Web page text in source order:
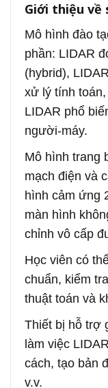
Giới thiệu về
Mô hình đào
phần: LIDAR
(hybrid),
xử lý tính toán,
LIDAR phổ
người‑máy.
Mô hình trang
mạch điện và
hình cảm ứng
màn hình
chỉnh vô cấp
Học viên có
chuẩn, kiểm
thuật toán và
Thiết bị hỗ trợ
làm việc
cách, tạo bản
v.v.